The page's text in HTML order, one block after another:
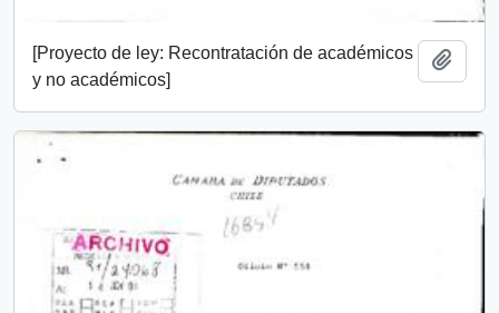
[Proyecto de ley: Recontratación de académicos
y no académicos]